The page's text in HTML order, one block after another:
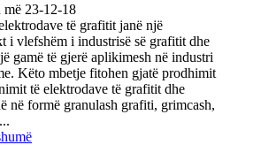
më 23-12-18
të grafitit janë një
i vlefshëm i industrisë së grafitit dhe
gamë të gjerë aplikimesh në industri
Këto mbetje fitohen gjatë prodhimit
të elektrodave të grafitit dhe
në formë granulash grafiti, grimcash,